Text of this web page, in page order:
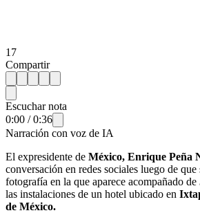
17
Compartir
Escuchar nota
0:00 /0:36
Narración con voz de IA
El expresidente de México, Enrique Peña
conversación en redes sociales luego de
fotografía en la que aparece acompañado de
las instalaciones de un hotel ubicado en
de México.